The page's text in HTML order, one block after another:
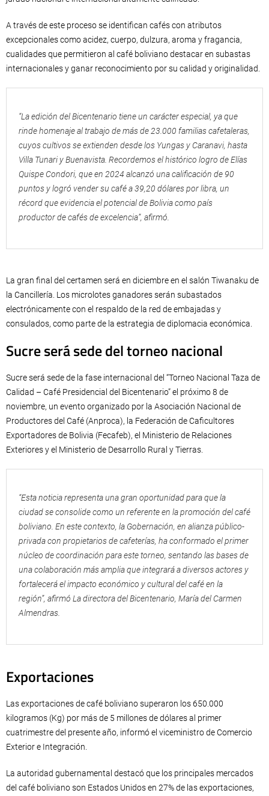
A través de este proceso se identifican cafés con atributos
excepcionales como acidez, cuerpo, dulzura, aroma y fragancia,
cualidades que permitieron al café boliviano destacar en subastas
internacionales y ganar reconocimiento por su calidad y originalidad.
“La edición del Bicentenario tiene un carácter especial, ya que
rinde homenaje al trabajo de más de 23.000 familias cafetaleras,
cuyos cultivos se extienden desde los Yungas y Caranavi, hasta
Villa Tunari y Buenavista. Recordemos el histórico logro de Elías
Quispe Condori, que en 2024 alcanzó una calificación de 90
puntos y logró vender su café a 39,20 dólares por libra, un
récord que evidencia el potencial de Bolivia como país
productor de cafés de excelencia”, afirmó.
La gran final del certamen será en diciembre en el salón Tiwanaku de
la Cancillería. Los microlotes ganadores serán subastados
electrónicamente con el respaldo de la red de embajadas y
consulados, como parte de la estrategia de diplomacia económica.
Sucre será sede del torneo nacional
Sucre será sede de la fase internacional del “Torneo Nacional Taza de
Calidad – Café Presidencial del Bicentenario” el próximo 8 de
noviembre, un evento organizado por la Asociación Nacional de
Productores del Café (Anproca), la Federación de Caficultores
Exportadores de Bolivia (Fecafeb), el Ministerio de Relaciones
Exteriores y el Ministerio de Desarrollo Rural y Tierras.
“Esta noticia representa una gran oportunidad para que la
ciudad se consolide como un referente en la promoción del café
boliviano. En este contexto, la Gobernación, en alianza público-
privada con propietarios de cafeterías, ha conformado el primer
núcleo de coordinación para este torneo, sentando las bases de
una colaboración más amplia que integrará a diversos actores y
fortalecerá el impacto económico y cultural del café en la
región”, afirmó La directora del Bicentenario, María del Carmen
Almendras.
Exportaciones
Las exportaciones de café boliviano superaron los 650.000
kilogramos (Kg) por más de 5 millones de dólares al primer
cuatrimestre del presente año, informó el viceministro de Comercio
Exterior e Integración.
La autoridad gubernamental destacó que los principales mercados
del café boliviano son Estados Unidos en 27% de las exportaciones,